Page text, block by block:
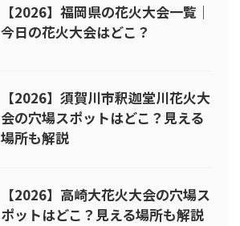
【2026】福岡県の花火大会一覧｜
今日の花火大会はどこ？
【2026】須賀川市釈迦堂川花火大
会の穴場スポットはどこ？見える
場所も解説
【2026】高崎大花火大会の穴場ス
ポットはどこ？見える場所も解説